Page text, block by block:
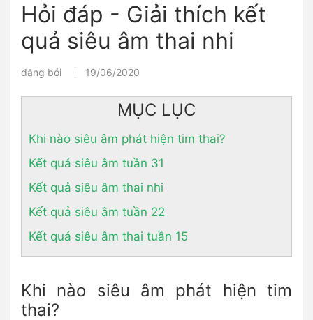
Hỏi đáp - Giải thích kết
quả siêu âm thai nhi
đăng bởi 19/06/2020
MỤC LỤC
Khi nào siêu âm phát hiện tim thai?
Kết quả siêu âm tuần 31
Kết quả siêu âm thai nhi
Kết quả siêu âm tuần 22
Kết quả siêu âm thai tuần 15
Khi nào siêu âm phát hiện tim
thai?